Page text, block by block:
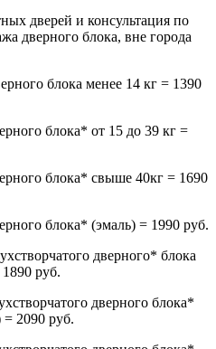
дверей и консультация по
дверного блока, вне города
блока менее 14 кг = 1390
блока* от 15 до 39 кг =
блока* свыше 40кг = 1690
блока* (эмаль) = 1990 руб.
дверного* блока
руб.
дверного блока*
= 2090 руб.